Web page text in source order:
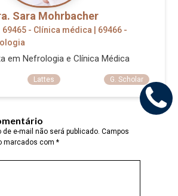
Sara Mohrbacher
69465 - Clínica médica | 69466 -
em Nefrologia e Clínica Médica
Lattes G. Scholar
de e-mail não será publicado. Campos
marcados com *